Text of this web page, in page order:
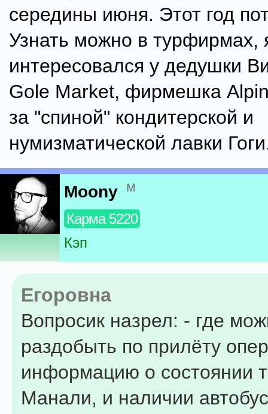
середины июня. Этот год
Узнать можно в турфирмах,
интересовался у дедушки
Gole Market, фирмешка
за "спиной" кондитерской и
нумизматической лавки
Moony м
Карма 5220
Кэп
Егоровна
Вопросик назрел: - где
раздобыть по прилёту
информацию о состоянии
Манали, и наличии